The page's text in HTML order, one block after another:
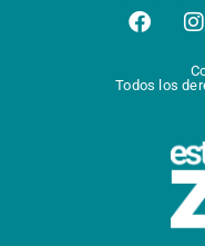
F
a
e
I
n
s
t
r
a
Todos los